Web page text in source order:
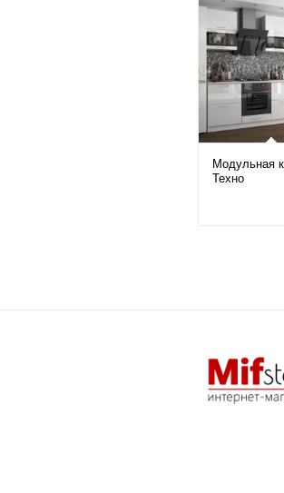
Модульная
Техно